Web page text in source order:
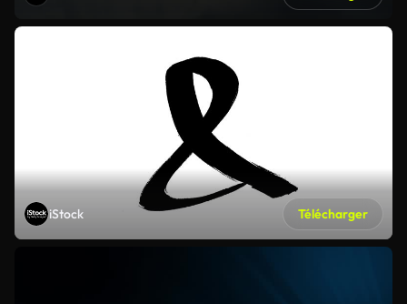
iStock Télécharger